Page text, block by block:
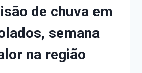
de chuva em
semana
na região